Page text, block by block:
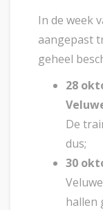
In de week
aangepast
geheel
28
De
dus;
30
hallen